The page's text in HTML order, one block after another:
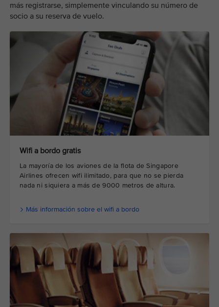
más registrarse, simplemente vinculando su número de
socio a su reserva de vuelo.
Wifi a bordo gratis
La mayoría de los aviones de la flota de Singapore
Airlines ofrecen wifi ilimitado, para que no se pierda
nada ni siquiera a más de 9000 metros de altura.
Más información sobre el wifi a bordo